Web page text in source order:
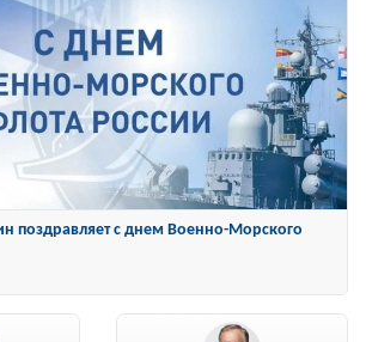
награжден Орденом «За заслуги перед